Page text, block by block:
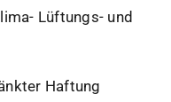
Lüftungs- und
Haftung